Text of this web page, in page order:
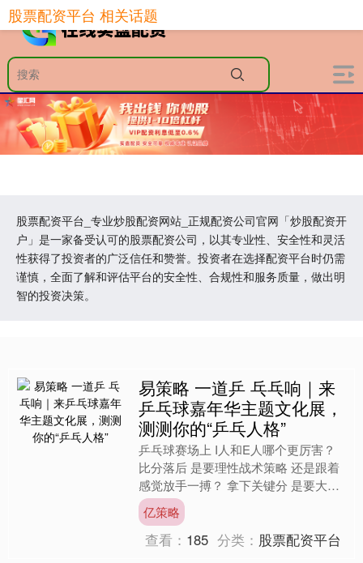
股票配资平台_专业炒股配资网站_正规配资公司官网「炒股配资开
户」是一家备受认可的股票配资公司，以其专业性、安全性和灵活
性获得了投资者的广泛信任和赞誉。投资者在选择配资平台时仍需
谨慎，全面了解和评估平台的安全性、合规性和服务质量，做出明
智的投资决策。
股票配资平台 相关话题
易策略 一道乒 乓乓响｜来
乒乓球嘉年华主题文化展，
测测你的“乒乓人格”
乒乓球赛场上 I人和E人哪个更厉害？
比分落后 是要理性战术策略 还是跟着
感觉放手一搏？ 拿下关键分 是要大声
呐喊气势为王 还是就在心里默默加油
鼓气？ 你是什么....
亿策略
查看： 185 分类： 股票配资平台